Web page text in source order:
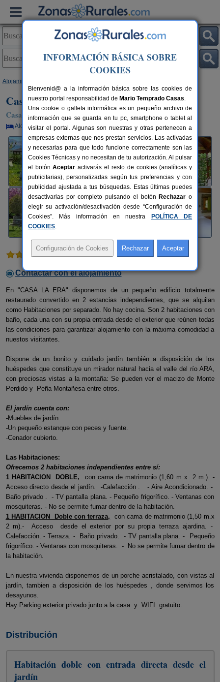
Alojamientos
Casa Rural La Era
Casa Rural en Sieste / Boltaña (Huesca)
Alquiler por habitaciones 2-4 plazas 100 km de Huesca
3 comentarios
Contactar con el alojamiento
En "CASA LA ERA" disponemos de un pequeño edificio totalmente
restaurado convertido en 2 estancias independientes, que se alquilan
como Habitaciones por separado. No hay cocina. Son 2 habitaciones con
baño, cada una con su propia entrada desde el exterior que reúnen todas
las condiciones para garantizar alojamiento con la máxima comodidad a
nuestos visitantes.
Dispone de un bonito y cuidado jardín también a disposición de los
huéspedes que constituye un mirador natural hacia el valle del río ARA,
con preciosas vistas a la montaña: Se pueden ver el macizo de Monte
Perdido y Peña Montañesa entre otros.
El jardín cuenta con:
-Muebles de jardín.
-Un pequeño estanque con peces y fuente.
-Cenador cubierto.
Las Habitaciones:
Ofrecemos 2 habitaciones independientes entre sí:
1 HABITACION DOBLE, con cama de matrimonio (1,60 m x 2 m.). -
Acceso directo desde el jardín. -Calefacción . - Aire Acondicionado. -
Baño privado . - TV pantalla plana. - Pequeño frigorífico. - Ventanas con
mosquiteras. - No se permite fumar dentro de la habitación.
1 HABITACION Doble con terraza, con cama de matrimonio (1,50 m.x
2 m).- Acceso desde el exterior por su propia terraza ajardina. -
Calefacción. - Terraza. - Baño privado. - TV pantalla plana. - Pequeño
frigorífico. - Ventanas con mosquiteras. - No se permite fumar dentro de
la habitación.
En nuestra vivienda disponemos de un porche acristalado, con vistas al
jardín, tambien a disposición de los huéspedes , donde servimos los
desayunos.
Hay Parking exterior privado junto a la casa y WIFI gratuito.
Distribución
Habitación doble con entrada directa desde el
jardín
INFORMACIÓN BÁSICA SOBRE
COOKIES
Bienvenid@ a la información básica sobre las cookies de
nuestro portal responsabilidad de Mario Temprado Casas.
Una cookie o galleta informática es un pequeño archivo de
información que se guarda en tu pc, smartphone o tablet al
visitar el portal. Algunas son nuestras y otras pertenecen a
empresas externas que nos prestan servicios. Las activadas
y necesarias para que todo funcione correctamente son las
Cookies Técnicas y no necesitan de tu autorización. Al pulsar
el botónAceptar activarás el resto de cookies (analíticas y
publicitarias), personalizadas según tus preferencias y con
publicidad ajustada a tus búsquedas. Estas últimas puedes
desactivarlas por completo pulsando el botón Rechazar o
elegir su activación/desactivación desde “Configuración de
Cookies”. Más información en nuestra
POLÍTICA DE
COOKIES.